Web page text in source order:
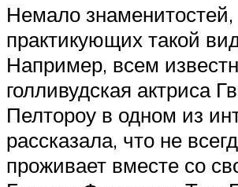
Немало знаменитостей,
практикующих такой
Например, всем
голливудская актриса
Пелтороу в одном из
рассказала, что не
проживает вместе со